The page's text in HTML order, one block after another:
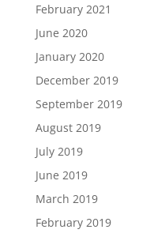
February 2021
June 2020
January 2020
December 2019
September 2019
August 2019
July 2019
June 2019
March 2019
February 2019